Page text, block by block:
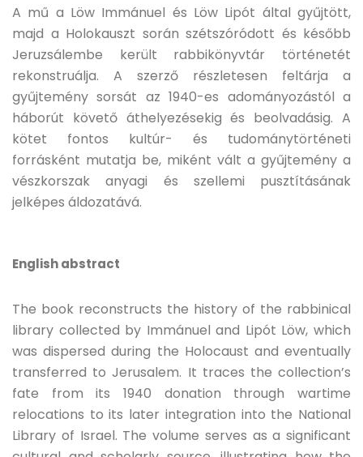
A mű a Löw Immánuel és Löw Lipót által gyűjtött,
majd a Holokauszt során szétszóródott és később
Jeruzsálembe került rabbikönyvtár történetét
rekonstruálja. A szerző részletesen feltárja a
gyűjtemény sorsát az 1940-es adományozástól a
háborút követő áthelyezésekig és beolvadásig. A
kötet fontos kultúr- és tudománytörténeti
forrásként mutatja be, miként vált a gyűjtemény a
vészkorszak anyagi és szellemi pusztításának
jelképes áldozatává.
English abstract
The book reconstructs the history of the rabbinical
library collected by Immánuel and Lipót Löw, which
was dispersed during the Holocaust and eventually
transferred to Jerusalem. It traces the collection’s
fate from its 1940 donation through wartime
relocations to its later integration into the National
Library of Israel. The volume serves as a significant